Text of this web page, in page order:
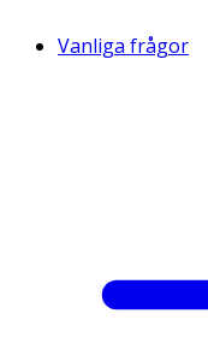
Vanliga frågor